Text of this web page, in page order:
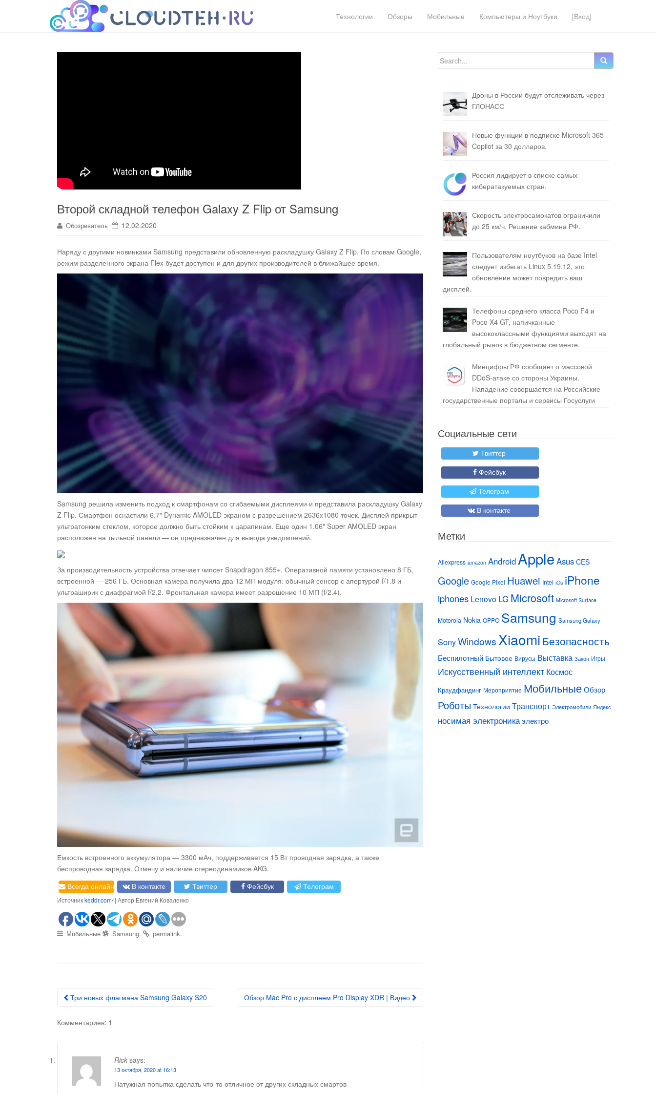
Облако технологий
cloudteh.ru
Технологии
Обзоры Мобильные Компьютеры и Ноутбуки [Вход]
Второй складной телефон Galaxy Z Flip от Samsung
Обозреватель 12.02.2020
Наряду с другими новинками Samsung представили обновленную раскладушку Galaxy Z Flip. По словам Google,
режим разделенного экрана Flex будет доступен и для других производителей в ближайшее время.
Samsung решила изменить подход к смартфонам со сгибаемыми дисплеями и представила раскладушку Galaxy
Z Flip. Смартфон оснастили 6.7″ Dynamic AMOLED экраном с разрешением 2636х1080 точек. Дисплей прикрыт
ультратонким стеклом, которое должно быть стойким к царапинам. Еще один 1.06″ Super AMOLED экран
расположен на тыльной панели — он предназначен для вывода уведомлений.
За производительность устройства отвечает чипсет Snapdragon 855+. Оперативной памяти установлено 8 ГБ,
встроенной — 256 ГБ. Основная камера получила два 12 МП модуля: обычный сенсор с апертурой f/1.8 и
ультраширик с диафрагмой f/2.2. Фронтальная камера имеет разрешение 10 МП (f/2.4).
Емкость встроенного аккумулятора — 3300 мАч, поддерживается 15 Вт проводная зарядка, а также
беспроводная зарядка. Отмечу и наличие стереодинамиков AKG.
Всегда онлайн
В контакте Твиттер Фейсбук Телеграм
Источникkeddr.com/| Автор Евгений Коваленко
Мобильные Samsung. permalink.
Post navigation
Три новых флагмана Samsung Galaxy S20 Обзор Mac Pro с дисплеем Pro Display XDR | Видео
Комментариев: 1
Rick says:
13 октября, 2020 at 16:13
Натужная попытка сделать что-то отличное от других складных смартов
Search for:
Дроны в России будут отслеживать через
ГЛОНАСС
Новые функции в подписке Microsoft 365
Copilot за 30 долларов.
Россия лидирует в списке самых
кибератакуемых стран.
Скорость электросамокатов ограничили
до 25 км/ч. Решение кабмина РФ.
Пользователям ноутбуков на базе Intel
следует избегать Linux 5.19.12, это
обновление может повредить ваш
дисплей.
Телефоны среднего класса Poco F4 и
Poco X4 GT, напичканные
высококлассными функциями выходят на
глобальный рынок в бюджетном сегменте.
Минцифры РФ сообщает о массовой
DDoS-атаке со стороны Украины.
Нападение совершается на Российские
государственные порталы и сервисы Госуслуги
Социальные сети
Твиттер
Фейсбук
Телеграм
В контакте
Метки
Aliexpress amazon Android Apple Asus CES
Google Google Pixel Huawei Intel iOs iPhone
iphones Lenovo LG Microsoft Microsoft Surface
Motorola Nokia OPPO Samsung Samsung Galaxy
SonyWindowsXiaomi Безопасность
Беспилотный Бытовое Вирусы Выставка Закон Игры
Искусственный интеллект Космос
Краудфандинг Мероприятие МобильныеОбзор
Роботы Технологии Транспорт Электромобили Яндекс
носимая электроникаэлектро